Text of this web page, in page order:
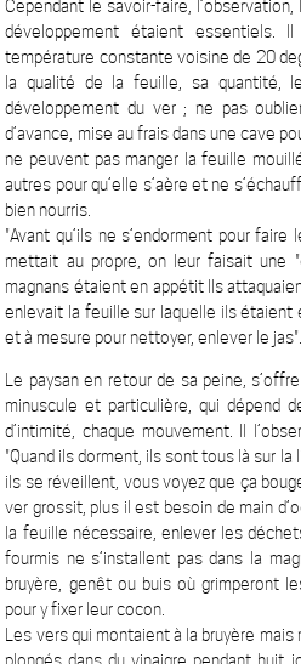
Cependant le savoir-faire,
développement étaient essentiels.
température constante voisine de 20
la qualité de la feuille, sa quantité,
développement du ver ; ne pas
d’avance, mise au frais dans une cave
ne peuvent pas manger la feuille
autres pour qu’elle s’aère et ne
bien nourris.
"Avant qu’ils ne s’endorment pour
mettait au propre, on leur faisait une
magnans étaient en appétit Ils
enlevait la feuille sur laquelle ils étaient
et à mesure pour nettoyer, enlever le jas".
Le paysan en retour de sa peine,
minuscule et particulière, qui dépend
d’intimité, chaque mouvement. Il
"Quand ils dorment, ils sont tous là sur
ils se réveillent, vous voyez que ça
ver grossit, plus il est besoin de main
la feuille nécessaire, enlever les
fourmis ne s’installent pas dans la
bruyère, genêt ou buis où grimperont
pour y fixer leur cocon.
Les vers qui montaient à la bruyère